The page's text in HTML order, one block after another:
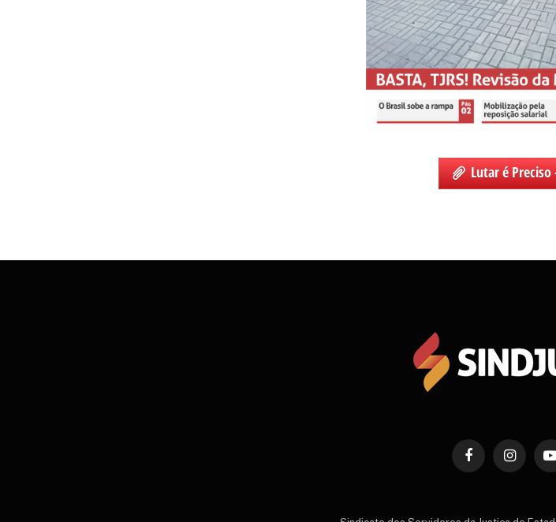
Lutar é Preciso
FacebookInstagram